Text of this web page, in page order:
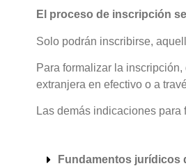
El proceso de inscripción
Solo podrán inscribirse,
Para formalizar la
extranjera en efectivo o a
Las demás indicaciones
Fundamentos jurídicos